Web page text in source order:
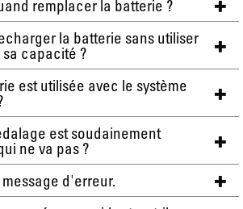
remplacer la batterie ?
la batterie sans utiliser
capacité ?
est utilisée avec le système
est soudainement
ne va pas ?
d'erreur.